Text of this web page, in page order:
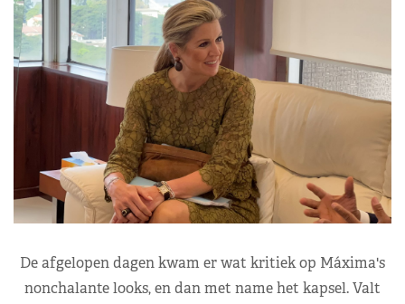
De afgelopen dagen kwam er wat kritiek op Máxima's
nonchalante looks, en dan met name het kapsel. Valt